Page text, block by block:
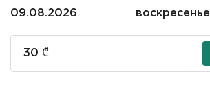
09.08.2026 воскресенье
30 ₾